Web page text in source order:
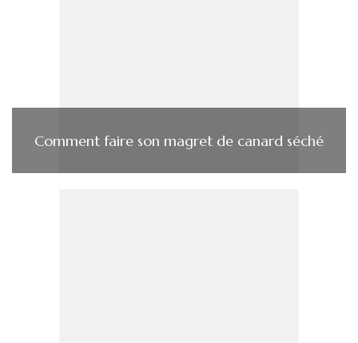
Comment faire son magret de canard séché